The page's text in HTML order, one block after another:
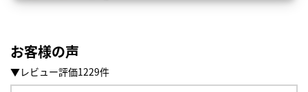
お客様の声
▼レビュー評価1229件